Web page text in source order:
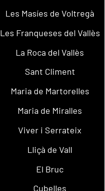
Les Masíes de Voltregà
Les Franqueses del Vallès
La Roca del Vallès
Sant Climent
Maria de Martorelles
Maria de Miralles
Viver i Serrateix
Lliçà de Vall
El Bruc
Cubelles